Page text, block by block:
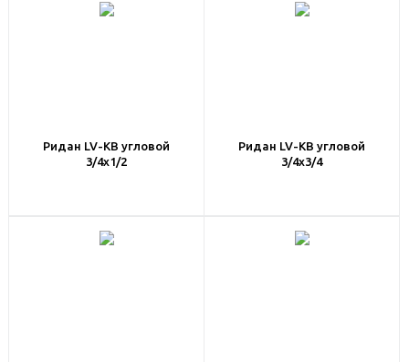
Ридан LV-KB угловой
3/4x1/2
Ридан LV-KB угловой
3/4x3/4